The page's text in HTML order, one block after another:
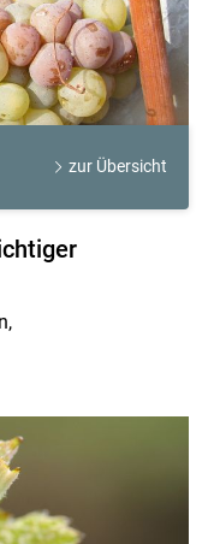
zur Übersicht